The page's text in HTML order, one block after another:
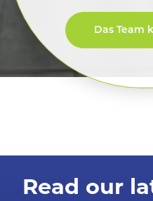
Das Team
Read our